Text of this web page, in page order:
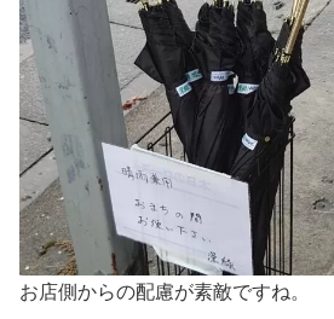
お店側からの配慮が素敵ですね。